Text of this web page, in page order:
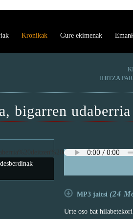
Kronikak Gure ekimenak
IHITZA
bigarren
MP3 jaitsi (24
Urte oso bat